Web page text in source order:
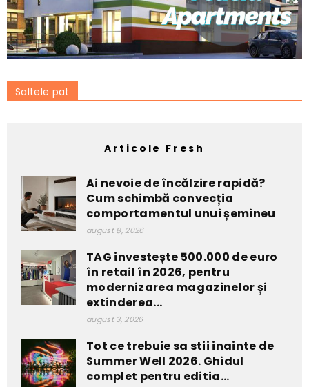
Saltele pat
Articole Fresh
Ai nevoie de încălzire rapidă?
Cum schimbă convecția
comportamentul unui șemineu
august 8, 2026
TAG investește 500.000 de euro
în retail în 2026, pentru
modernizarea magazinelor și
extinderea...
august 3, 2026
Tot ce trebuie sa stii inainte de
Summer Well 2026. Ghidul
complet pentru editia...